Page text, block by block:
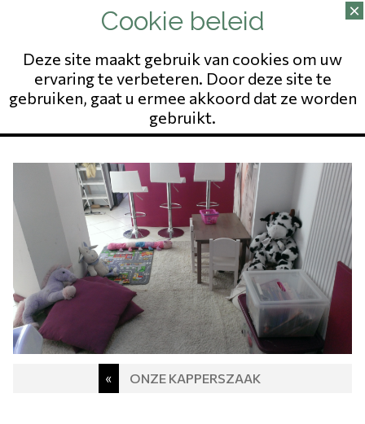
02/343.09.65
13 RUE DU POSTILLON
NO ENTREPRISE: 823541975
navigation
« ONZE KAPPERSZAAK
Deze site maakt gebruik van cookies om uw
ervaring te verbeteren. Door deze site te
gebruiken, gaat u ermee akkoord dat ze worden
gebruikt.